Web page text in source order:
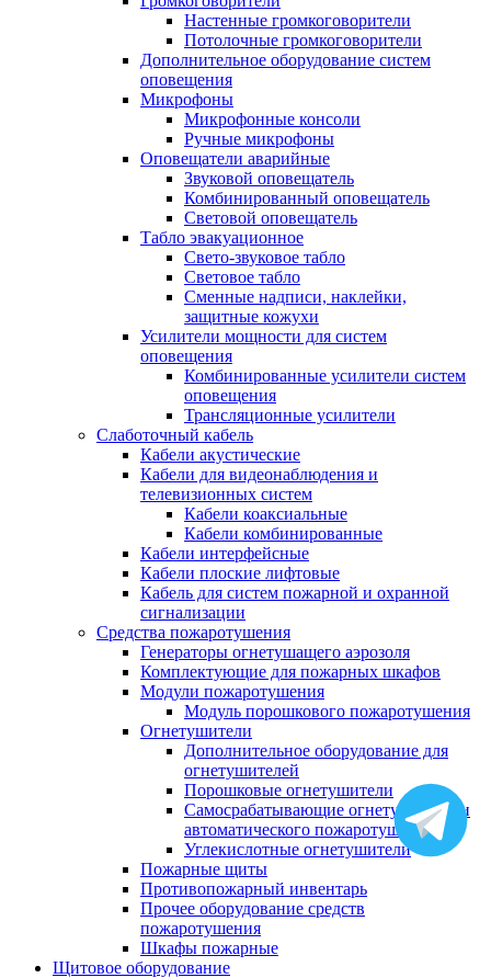
Настенные громкоговорители
Потолочные громкоговорители
Дополнительное оборудование систем
оповещения
Микрофоны
Микрофонные консоли
Ручные микрофоны
Оповещатели аварийные
Звуковой оповещатель
Комбинированный оповещатель
Световой оповещатель
Табло эвакуационное
Свето-звуковое табло
Световое табло
Сменные надписи, наклейки,
защитные кожухи
Усилители мощности для систем
оповещения
Комбинированные усилители систем
оповещения
Трансляционные усилители
Слаботочный кабель
Кабели акустические
Кабели для видеонаблюдения и
телевизионных систем
Кабели коаксиальные
Кабели комбинированные
Кабели интерфейсные
Кабели плоские лифтовые
Кабель для систем пожарной и охранной
сигнализации
Средства пожаротушения
Генераторы огнетушащего аэрозоля
Комплектующие для пожарных шкафов
Модули пожаротушения
Модуль порошкового пожаротушения
Огнетушители
Дополнительное оборудование для
огнетушителей
Порошковые огнетушители
Самосрабатывающие огнетушители и
автоматического пожаротушения
Углекислотные огнетушители
Пожарные щиты
Противопожарный инвентарь
Прочее оборудование средств
пожаротушения
Шкафы пожарные
Щитовое оборудование